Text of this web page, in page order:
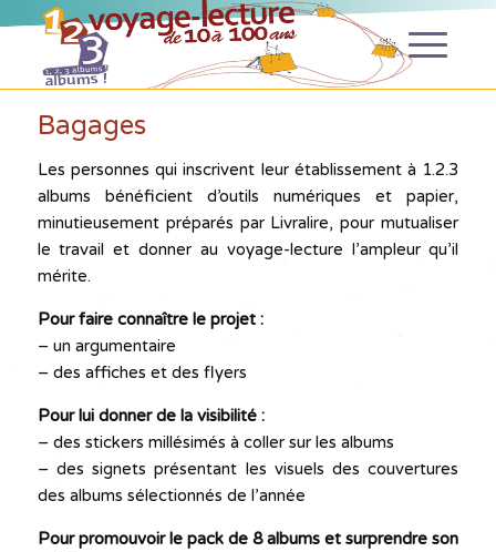
Bagages
Les personnes qui inscrivent leur établissement à 1.2.3
albums bénéficient d’outils numériques et papier,
minutieusement préparés par Livralire, pour mutualiser
le travail et donner au voyage-lecture l’ampleur qu’il
mérite.
Pour faire connaître le projet :
– un argumentaire
– des affiches et des flyers
Pour lui donner de la visibilité :
– des stickers millésimés à coller sur les albums
– des signets présentant les visuels des couvertures
des albums sélectionnés de l’année
Pour promouvoir le pack de 8 albums et surprendre son